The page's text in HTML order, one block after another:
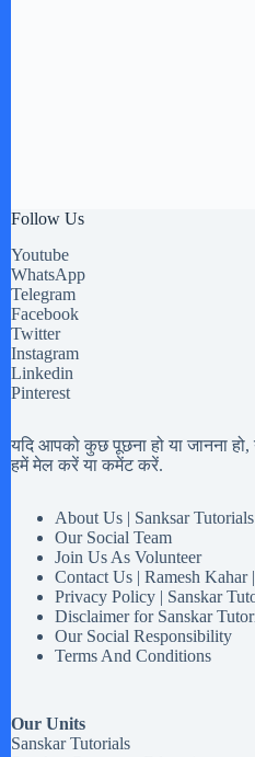
Follow Us
Youtube
WhatsApp
Telegram
Facebook
Twitter
Instagram
Linkedin
Pinterest
यदि आपको कुछ पूछना हो या जानना
हमें मेल करें या कमेंट करें.
About Us | Sanksar
Our Social Team
Join Us As Volunteer
Contact Us | Ramesh Kahar
Privacy Policy | Sanskar
Disclaimer for Sanskar
Our Social Responsibility
Terms And Conditions
Our Units
Sanskar Tutorials